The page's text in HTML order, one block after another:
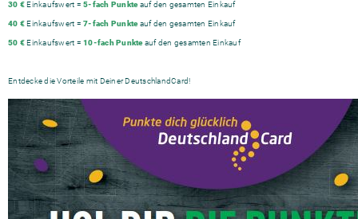
30 € Einkaufswert = 5-fach Punkteauf den gesamten Einkauf
40 €Einkaufswert = 7-fach Punkteauf den gesamten Einkauf
50 €Einkaufswert = 10-fach Punkteauf den gesamten Einkauf
Entdecke die Vorteile mit Deiner DeutschlandCard!